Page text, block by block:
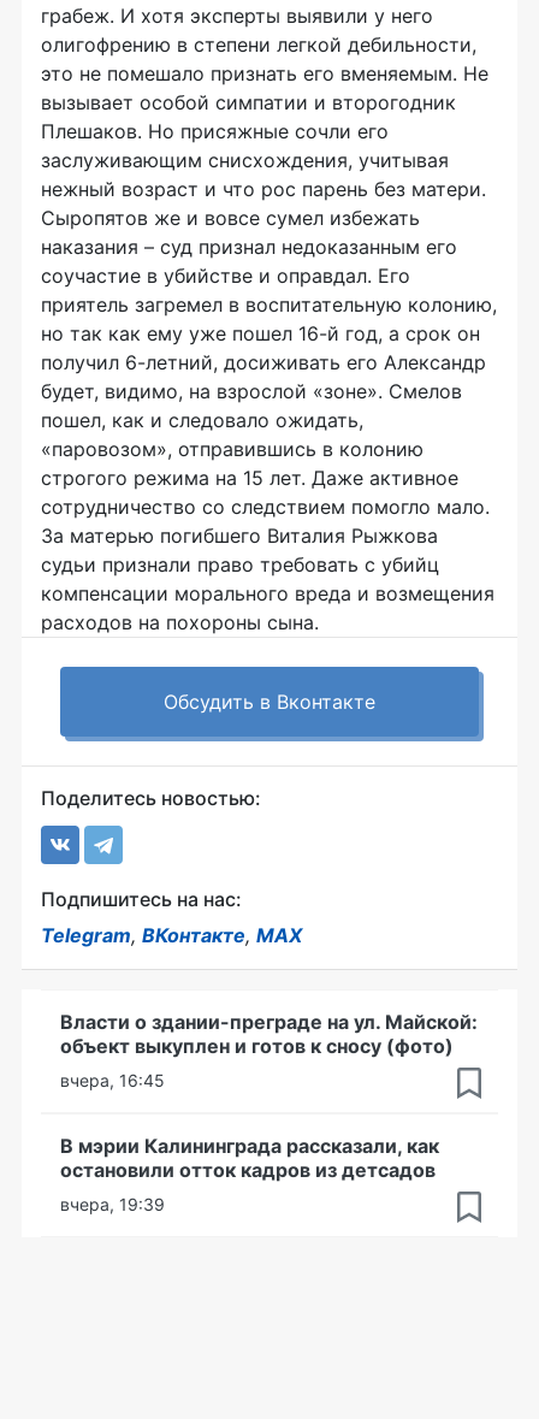
грабеж. И хотя эксперты выявили у него
олигофрению в степени легкой дебильности,
это не помешало признать его вменяемым. Не
вызывает особой симпатии и второгодник
Плешаков. Но присяжные сочли его
заслуживающим снисхождения, учитывая
нежный возраст и что рос парень без матери.
Сыропятов же и вовсе сумел избежать
наказания – суд признал недоказанным его
соучастие в убийстве и оправдал. Его
приятель загремел в воспитательную колонию,
но так как ему уже пошел 16-й год, а срок он
получил 6-летний, досиживать его Александр
будет, видимо, на взрослой «зоне». Смелов
пошел, как и следовало ожидать,
«паровозом», отправившись в колонию
строгого режима на 15 лет. Даже активное
сотрудничество со следствием помогло мало.
За матерью погибшего Виталия Рыжкова
судьи признали право требовать с убийц
компенсации морального вреда и возмещения
расходов на похороны сына.
Обсудить в Вконтакте
Поделитесь новостью:
Подпишитесь на нас:
Telegram, ВКонтакте, MAX
Власти о здании-преграде на ул. Майской:
объект выкуплен и готов к сносу (фото)
вчера, 16:45
В мэрии Калининграда рассказали, как
остановили отток кадров из детсадов
вчера, 19:39